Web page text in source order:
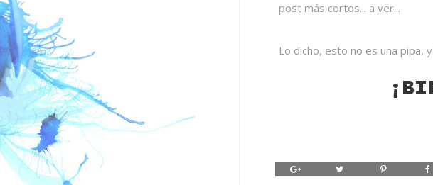
post más cortos... a ver...
Lo dicho, esto no es una pipa,